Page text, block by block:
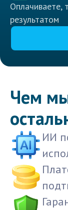
Оплачиваете,
результатом
Чем
ИИ